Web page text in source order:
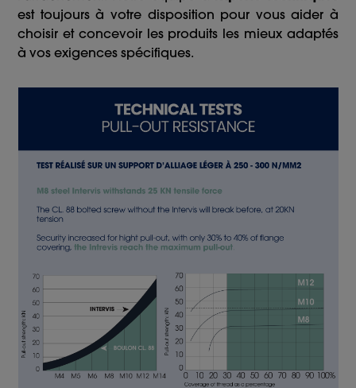
est toujours à votre disposition pour vous aider à
choisir et concevoir les produits les mieux adaptés
à vos exigences spécifiques.